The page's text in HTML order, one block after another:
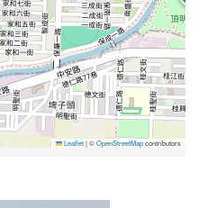
5 年以下
10-20 年
Leaflet|©OpenStreetMapcontributors